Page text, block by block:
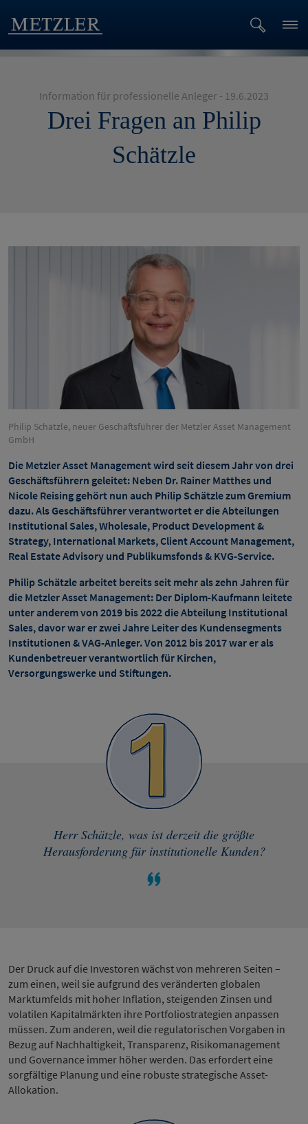
Information für professionelle Anleger - 19.6.2023
Drei Fragen an Philip
Schätzle
Philip Schätzle, neuer Geschäftsführer der Metzler Asset Management
GmbH
Die Metzler Asset Management wird seit diesem Jahr von drei
Geschäftsführern geleitet: Neben Dr. Rainer Matthes und
Nicole Reising gehört nun auch Philip Schätzle zum Gremium
dazu. Als Geschäftsführer verantwortet er die Abteilungen
Institutional Sales, Wholesale, Product Development &
Strategy, International Markets, Client Account Management,
Real Estate Advisory und Publikumsfonds & KVG-Service.
Philip Schätzle arbeitet bereits seit mehr als zehn Jahren für
die Metzler Asset Management: Der Diplom-Kaufmann leitete
unter anderem von 2019 bis 2022 die Abteilung Institutional
Sales, davor war er zwei Jahre Leiter des Kundensegments
Institutionen & VAG-Anleger. Von 2012 bis 2017 war er als
Kundenbetreuer verantwortlich für Kirchen,
Versorgungswerke und Stiftungen.
Herr Schätzle, was ist derzeit die größte
Herausforderung für institutionelle Kunden?
Der Druck auf die Investoren wächst von mehreren Seiten –
zum einen, weil sie aufgrund des veränderten globalen
Marktumfelds mit hoher Inflation, steigenden Zinsen und
volatilen Kapitalmärkten ihre Portfoliostrategien anpassen
müssen. Zum anderen, weil die regulatorischen Vorgaben in
Bezug auf Nachhaltigkeit, Transparenz, Risikomanagement
und Governance immer höher werden. Das erfordert eine
sorgfältige Planung und eine robuste strategische Asset-
Allokation.